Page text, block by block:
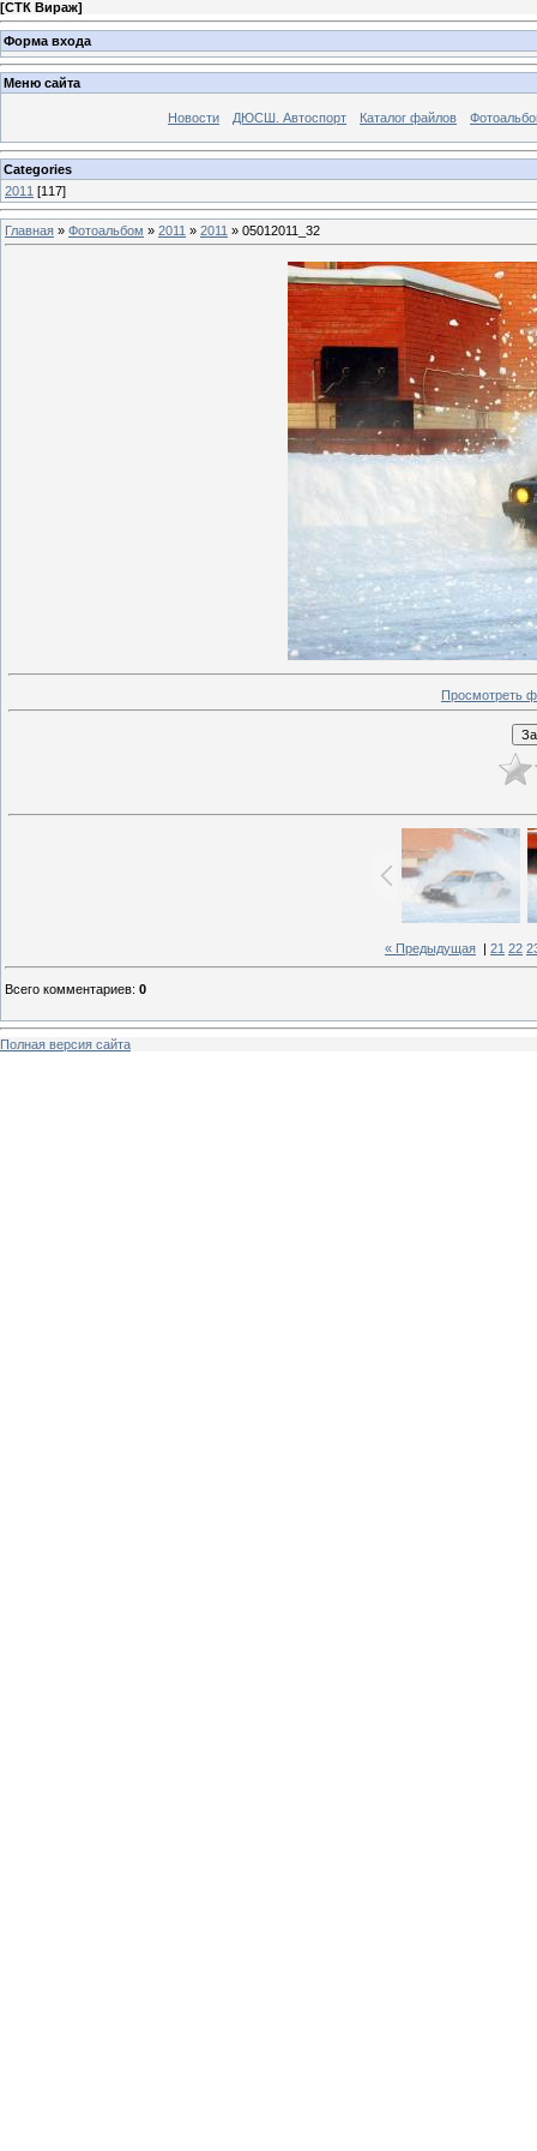
[СТК Вираж]
Форма входа
Меню сайта
Новости ДЮСШ. Автоспорт Каталог файлов
Categories
2011 [117]
Главная » Фотоальбом » 2011 » 2011 » 05012011_32
Просмотреть
« Предыдущая 21 22
Всего комментариев: 0
Полная версия сайта